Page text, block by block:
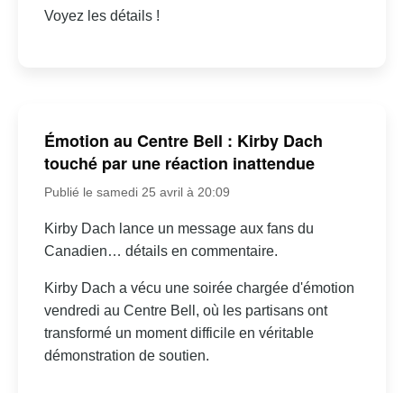
Voyez les détails !
Émotion au Centre Bell : Kirby Dach
touché par une réaction inattendue
Publié le samedi 25 avril à 20:09
Kirby Dach lance un message aux fans du
Canadien… détails en commentaire.
Kirby Dach a vécu une soirée chargée d'émotion
vendredi au Centre Bell, où les partisans ont
transformé un moment difficile en véritable
démonstration de soutien.